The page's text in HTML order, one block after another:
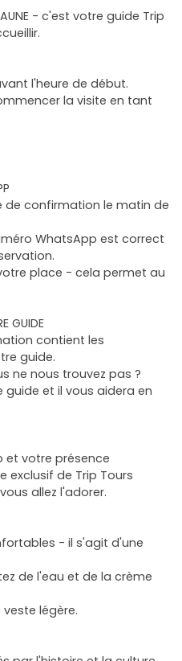
- c'est votre guide Trip
l'heure de début.
la visite en tant
de confirmation le matin de
WhatsApp est correct
place - cela permet au
GUIDE
contient les
guide.
ne nous trouvez pas ?
guide et il vous aidera en
et votre présence
exclusif de Trip Tours
allez l'adorer.
- il s'agit d'une
de l'eau et de la crème
légère.